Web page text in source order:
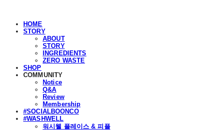
HOME
STORY
ABOUT
STORY
INGREDIENTS
ZERO WASTE
SHOP
COMMUNITY
Notice
Q&A
Review
Membership
#SOCIALBOONCO
#WASHWELL
워시웰 플레이스 & 피플